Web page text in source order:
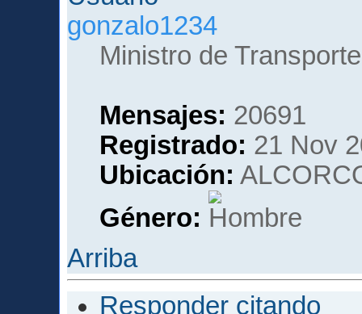
gonzalo1234
Ministro de Transporte
Mensajes: 20691
Registrado: 21 Nov
Ubicación:
Género:
Arriba
Responder citando